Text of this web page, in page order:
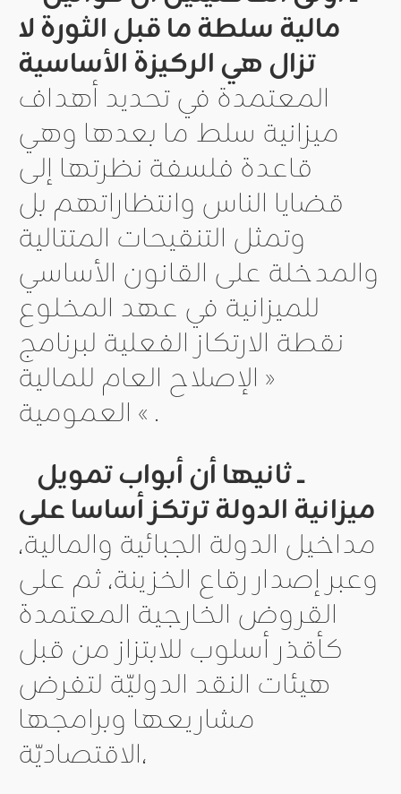
مالية سلطة ما قبل الثورة لا
تزال هي الركيزة الأساسية
المعتمدة في تحديد أهداف
ميزانية سلط ما بعدها وهي
قاعدة فلسفة نظرتها إلى
قضايا الناس وانتظاراتهم بل
وتمثل التنقيحات المتتالية
والمدخلة على القانون الأساسي
للميزانية في عهد المخلوع
نقطة الارتكاز الفعلية لبرنامج
« الإصلاح العام للمالية
العمومية « .
ــ ثانيها أن أبواب تمويل
ميزانية الدولة ترتكز أساسا على
مداخيل الدولة الجبائية والمالية،
وعبر إصدار رقاع الخزينة، ثم على
القروض الخارجية المعتمدة
كأقذر أسلوب للابتزاز من قبل
هيئات النقد الدوليّة لتفرض
مشاريعها وبرامجها
الاقتصاديّة،